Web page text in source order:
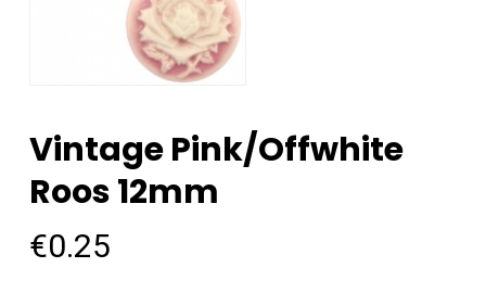
Vintage Pink/offwhite
Roos 12mm
€0.25